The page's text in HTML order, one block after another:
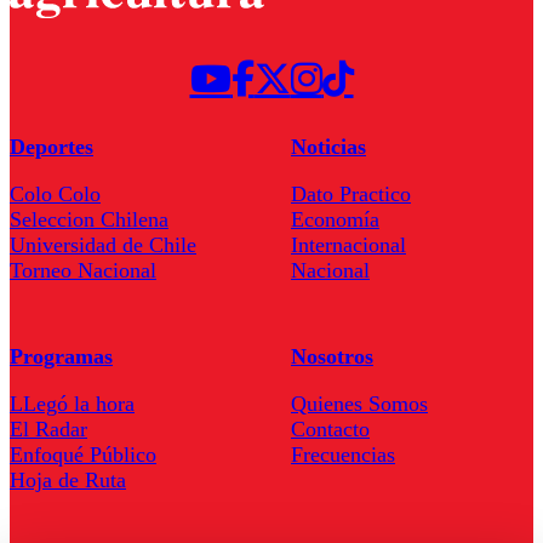
Deportes
Colo Colo
Seleccion Chilena
Universidad de Chile
Torneo Nacional
Noticias
Dato Practico
Economía
Internacional
Nacional
Programas
LLegó la hora
El Radar
Enfoqué Público
Hoja de Ruta
Nosotros
Quienes Somos
Contacto
Frecuencias